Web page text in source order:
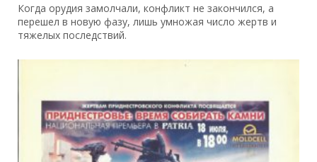
Когда орудия замолчали, конфликт не закончился, а
перешел в новую фазу, лишь умножая число жертв и
тяжелых последствий.